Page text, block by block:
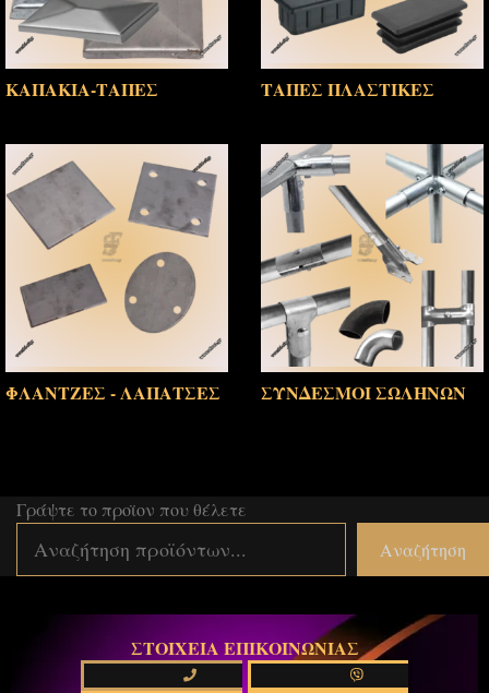
ΚΑΠΑΚΙΑ-ΤΑΠΕΣ ΤΑΠΕΣ ΠΛΑΣΤΙΚΕΣ
ΦΛΑΝΤΖΕΣ - ΛΑΠΑΤΣΕΣ ΣΥΝΔΕΣΜΟΙ ΣΩΛΗΝΩΝ
Γράψτε το προϊον που θέλετε
Αναζήτηση
ΣΤΟΙΧΕΙΑ ΕΠΙΚΟΙΝΩΝΙΑΣ